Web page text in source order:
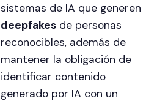
sistemas de IA que generen
deepfakes de personas
reconocibles, además de
mantener la obligación de
identificar contenido
generado por IA con un